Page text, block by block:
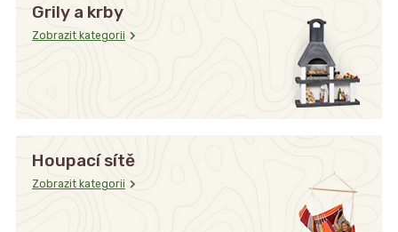
Grily a krby
Zobrazit kategorii
Houpací sítě
Zobrazit kategorii